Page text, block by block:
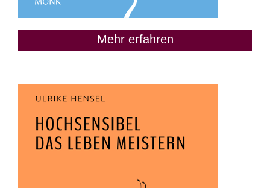
Mehr erfahren